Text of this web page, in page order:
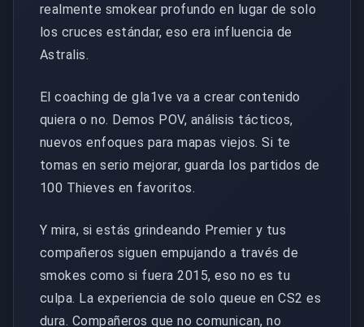
realmente smokear profundo en lugar de solo
los cruces estándar, eso era influencia de
Astralis.
El coaching de gla1ve va a crear contenido
quiera o no. Demos POV, análisis tácticos,
nuevos enfoques para mapas viejos. Si te
tomas en serio mejorar, guarda los partidos de
100 Thieves en favoritos.
Y mira, si estás grindeando Premier y tus
compañeros siguen empujando a través de
smokes como si fuera 2015, eso no es tu
culpa. La experiencia de solo queue en CS2 es
dura. Compañeros que no comunican, no